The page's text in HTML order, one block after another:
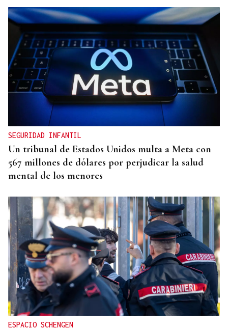
OBITUARIO
Muere a los 50 años el DJ francés Kavinsky, autor
del icónico tema "Nightcall"
SEGURIDAD INFANTIL
Un tribunal de Estados Unidos multa a Meta con
567 millones de dólares por perjudicar la salud
mental de los menores
ESPACIO SCHENGEN